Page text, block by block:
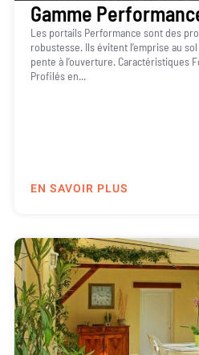
Gamme
Les portails Performance sont des
robustesse. Ils évitent l’emprise au
pente à l’ouverture. Caractéristiques
Profilés en...
EN SAVOIR PLUS